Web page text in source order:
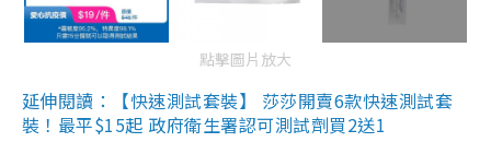
點擊圖片放大
延伸閱讀：【快速測試套裝】 莎莎開賣6款快速測試套
裝！最平$15起 政府衛生署認可測試劑買2送1